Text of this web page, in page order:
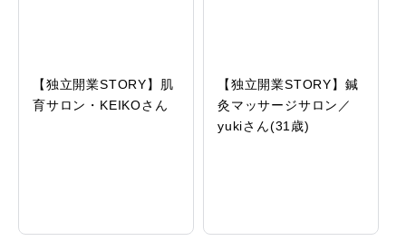
【独立開業STORY】肌
育サロン・KEIKOさん
【独立開業STORY】鍼
灸マッサージサロン／
yukiさん(31歳)